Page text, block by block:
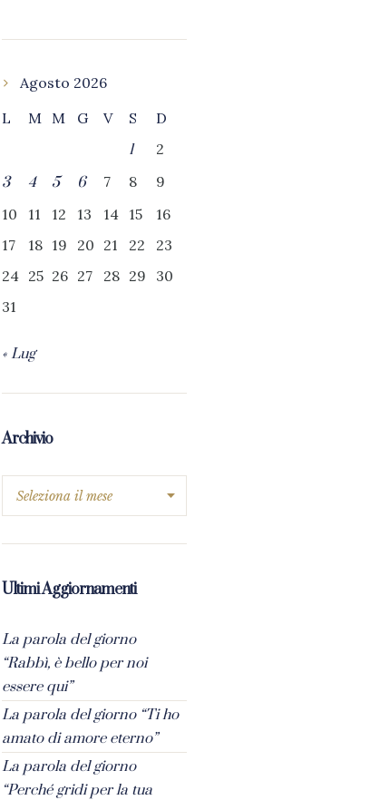
Agosto 2026
L
M M G V S
D
1
2
3
4 5 6 7 8
9
10
11 12 13 14 15
16
17
18 19 20 21 22
23
24 25 26 27 28 29
30
31
« Lug
Archivio
Ultimi Aggiornamenti
La parola del giorno
“Rabbì, è bello per noi
essere qui”
La parola del giorno “Ti ho
amato di amore eterno”
La parola del giorno
“Perché gridi per la tua